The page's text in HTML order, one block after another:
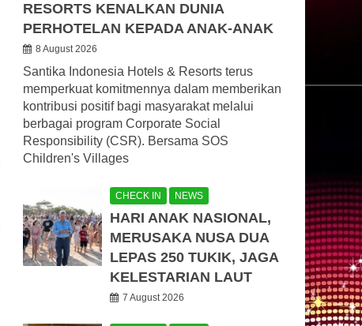
RESORTS KENALKAN DUNIA
PERHOTELAN KEPADA ANAK-ANAK
8 August 2026
Santika Indonesia Hotels & Resorts terus
memperkuat komitmennya dalam memberikan
kontribusi positif bagi masyarakat melalui
berbagai program Corporate Social
Responsibility (CSR). Bersama SOS
Children's Villages
CHECK IN NEWS
HARI ANAK NASIONAL,
MERUSAKA NUSA DUA
LEPAS 250 TUKIK, JAGA
KELESTARIAN LAUT
7 August 2026